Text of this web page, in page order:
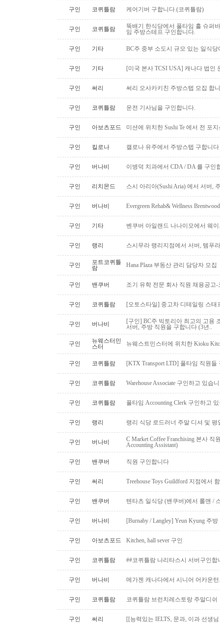
구인 코퀴틀람 케어기버 구합니다.(코퀴틀람)
구인 코퀴틀람
뚝배기 한식당에서 풀타임 홀 슈퍼
임 주방스테프 구인합니다.
구인 기타 BC주 중부 소도시 규모 있는 일식
구인 기타 [미국 본사 TCSI USA] 캐나다 법인
구인 써리 써리 오사카키친 주방스텝 모집 합
구인 코퀴틀람 운전 기사님을 구인합니다.
구인 아보츠포드 미션에 위치한 Sushi Te 에서 전 포
구인 킬로나 캘로나 유주에서 주방스텝 구합니다
구인 버나비 이병덕 치과에서 CDA / DA 를 구인
구인 리치몬드 스시 아리아(Sushi Aria) 에서 서버,
구인 버나비 Evergreen Rehab& Wellness
구인 기타 벤쿠버 아일랜드 나나이모에서 웨
구인 랭리 스시무라 랭리지점에서 서버, 템푸
구인
포트코퀴틀
람
Hana Plaza 부동산 관리 담당자 모집
구인 밴쿠버 조기 유학 전문 회사 직원 채용공고
구인 코퀴틀람 [오토스타일] 중고차 디테일링 스태
구인 버나비
[구인] BC주 빅토리아 최고의 고용
서버, 주방 직원을 구합니다 (3년..
구인
뉴웨스터민
스터
뉴웨스트민스터에 위치한 Kioku
구인 코퀴틀람 [KTX Transport LTD] 풀타임 직원
구인 코퀴틀람 Warehouse Associate 구인하고 있습
구인 코퀴틀람 풀타임 Accounting Clerk 구인하고
구인 랭리 랭리 식당 로드러너 주말 디셔 및
구인 버나비
C Market Coffee Franchising 본사 직
Accounting Assistant)
구인 밴쿠버 직원 구인합니다
구인 써리 Treehouse Toys Guildford 지점에서
구인 밴쿠버 텐타츠 일식당 (밴쿠버)에서 롤맨 /
구인 버나비 [Burnaby / Langley] Yeun Kyung 주
구인 아보츠포드 Kitchen, hall sever 구인
구인 코퀴틀람 ##코퀴틀람 나리타스시 서버구인합
구인 버나비 메가젠 캐나다에서 시니어 어카운
구인 코퀴틀람 코퀴틀람 브런치레스토랑 주말디쉬
구인 써리 [[능력있는 IELTS, 문과, 이과 선생